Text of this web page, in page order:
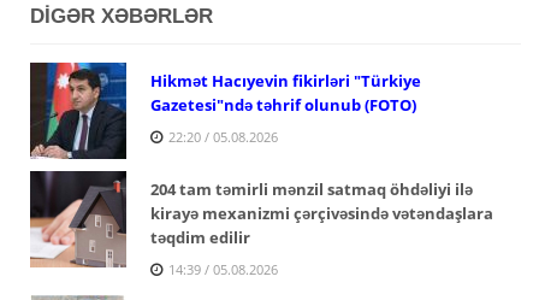
DİGƏR XƏBƏRLƏR
Hikmət Hacıyevin fikirləri "Türkiye
Gazetesi"ndə təhrif olunub (FOTO)
22:20 / 05.08.2026
204 tam təmirli mənzil satmaq öhdəliyi ilə
kirayə mexanizmi çərçivəsində vətəndaşlara
təqdim edilir
14:39 / 05.08.2026